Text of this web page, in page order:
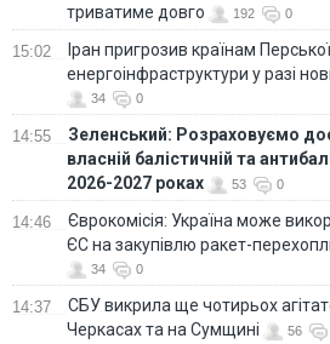
триватиме довго
192 0
15:02
Іран пригрозив країнам
енергоінфраструктури у разі
34 0
14:55
Зеленський: Розраховуємо
власній балістичній та
2026-2027 роках
53 0
14:46
Єврокомісія: Україна може
ЄС на закупівлю ракет-
34 0
14:37
СБУ викрила ще чотирьох
Черкасах та на Сумщині
56